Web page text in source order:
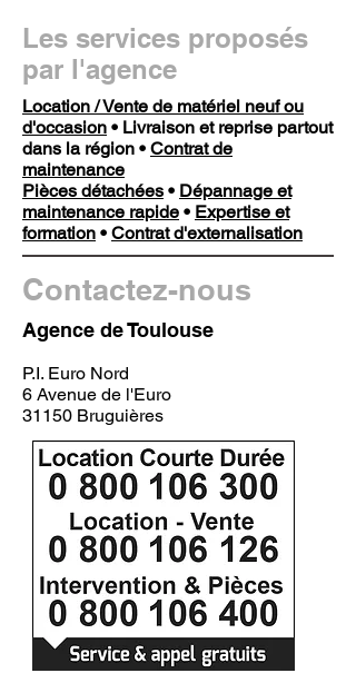
Les services proposés
par l'agence
Location / Vente de matériel neuf ou
d'occasion • Livraison et reprise partout
dans la région • Contrat de
maintenance
Pièces détachées • Dépannage et
maintenance rapide • Expertise et
formation • Contrat d'externalisation
Contactez-nous
Agence de Toulouse
P.I. Euro Nord
6 Avenue de l'Euro
31150 Bruguières